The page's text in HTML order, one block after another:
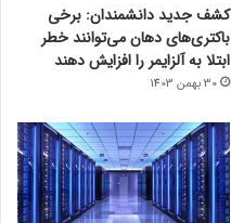
کشف جدید دانشمندان: برخی
باکتری‌های دهان می‌توانند خطر
ابتلا به آلزایمر را افزایش دهند
30 بهمن 1403